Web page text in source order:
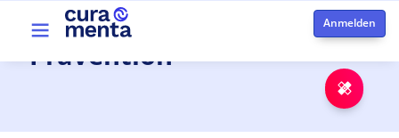
Direkt zum Inhalt
Top menu
Prävention